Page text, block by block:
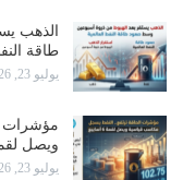
الذهب
طاقة
يوليو 23, 2026
مؤشرات
ويصل لقمة
يوليو 23, 2026